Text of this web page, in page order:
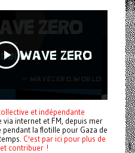
et indépendante
via internet et FM, depuis mer
pendant la flotille pour Gaza de
C'est par ici pour plus de
contribuer !